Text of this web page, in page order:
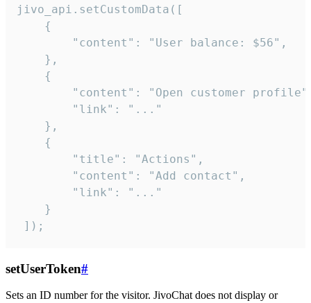
jivo_api.setCustomData([
    {
        "content": "User balance: $56",
    },
    {
"content": "Open customer
        "link": "..."
    },
    {
        "title": "Actions",
        "content": "Add contact",
        "link": "..."
    }
]);
setUserToken#
Sets an ID number for the visitor. JivoChat does not display or